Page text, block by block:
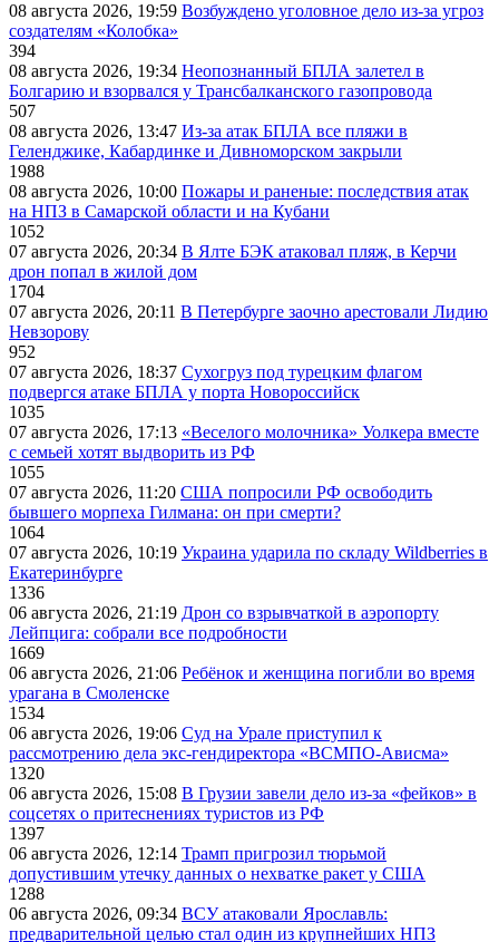
08 августа 2026, 19:59 Возбуждено уголовное дело из-за угроз
создателям «Колобка»
394
08 августа 2026, 19:34 Неопознанный БПЛА залетел в
Болгарию и взорвался у Трансбалканского газопровода
507
08 августа 2026, 13:47 Из-за атак БПЛА все пляжи в
Геленджике, Кабардинке и Дивноморском закрыли
1988
08 августа 2026, 10:00 Пожары и раненые: последствия атак
на НПЗ в Самарской области и на Кубани
1052
07 августа 2026, 20:34 В Ялте БЭК атаковал пляж, в Керчи
дрон попал в жилой дом
1704
07 августа 2026, 20:11 В Петербурге заочно арестовали Лидию
Невзорову
952
07 августа 2026, 18:37 Сухогруз под турецким флагом
подвергся атаке БПЛА у порта Новороссийск
1035
07 августа 2026, 17:13 «Веселого молочника» Уолкера вместе
с семьей хотят выдворить из РФ
1055
07 августа 2026, 11:20 США попросили РФ освободить
бывшего морпеха Гилмана: он при смерти?
1064
07 августа 2026, 10:19 Украина ударила по складу Wildberries в
Екатеринбурге
1336
06 августа 2026, 21:19 Дрон со взрывчаткой в аэропорту
Лейпцига: собрали все подробности
1669
06 августа 2026, 21:06 Ребёнок и женщина погибли во время
урагана в Смоленске
1534
06 августа 2026, 19:06 Суд на Урале приступил к
рассмотрению дела экс-гендиректора «ВСМПО-Ависма»
1320
06 августа 2026, 15:08 В Грузии завели дело из-за «фейков» в
соцсетях о притеснениях туристов из РФ
1397
06 августа 2026, 12:14 Трамп пригрозил тюрьмой
допустившим утечку данных о нехватке ракет у США
1288
06 августа 2026, 09:34 ВСУ атаковали Ярославль:
предварительной целью стал один из крупнейших НПЗ